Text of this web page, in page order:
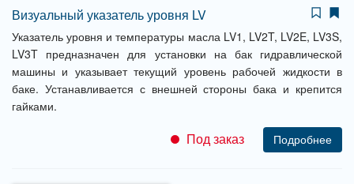
Визуальный указатель уровня LV
Указатель уровня и температуры масла LV1, LV2T, LV2E, LV3S,
LV3T предназначен для установки на бак гидравлической
машины и указывает текущий уровень рабочей жидкости в
баке. Устанавливается с внешней стороны бака и крепится
гайками.
Под заказ Подробнее